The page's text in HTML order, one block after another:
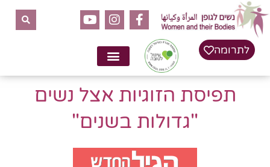
לתוכן
לתרומה
תפיסת הזוגיות אצל נשים
"גדולות בשנים"